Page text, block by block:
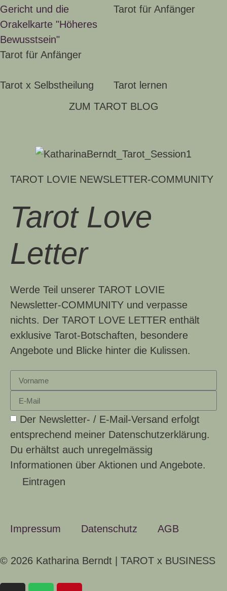
Tarot für Anfänger
Tarot für Anfänger
Tarot x Selbstheilung
Tarot lernen
ZUM TAROT BLOG
TAROT LOVIE NEWSLETTER-COMMUNITY
Tarot Love
Letter
Werde Teil unserer TAROT LOVIE
Newsletter-COMMUNITY und verpasse
nichts. Der TAROT LOVE LETTER enthält
exklusive Tarot-Botschaften, besondere
Angebote und Blicke hinter die Kulissen.
Der Newsletter- / E-Mail-Versand erfolgt
entsprechend meiner Datenschutzerklärung.
Du erhältst auch unregelmässig
Informationen über Aktionen und Angebote.
Eintragen
Impressum Datenschutz AGB
© 2026 Katharina Berndt | TAROT x BUSINESS